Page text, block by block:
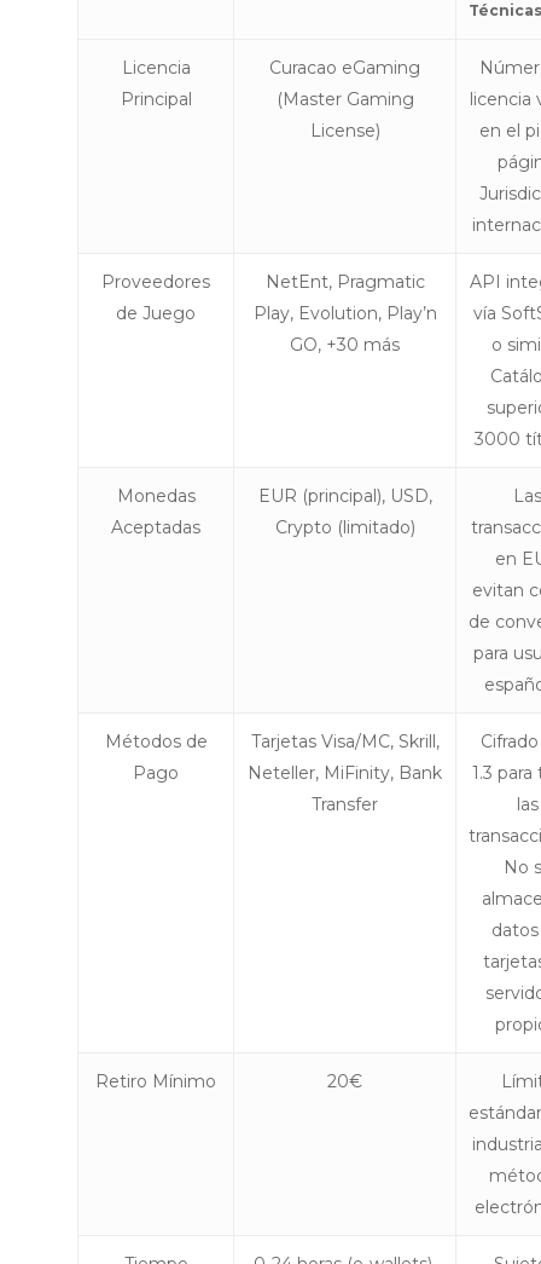
Técnicas
Licencia
Principal
Curacao eGaming
(Master Gaming
License)
licencia
en el
Proveedores
de Juego
NetEnt, Pragmatic
Play, Evolution, Play’n
GO, +30 más
API
vía
o
3000
Monedas
Aceptadas
EUR (principal), USD,
Crypto (limitado)
Las
en
evitan
de
para
Métodos de
Pago
Tarjetas Visa/MC, Skrill,
Neteller, MiFinity, Bank
Transfer
1.3 para
las
No
Retiro Mínimo 20€